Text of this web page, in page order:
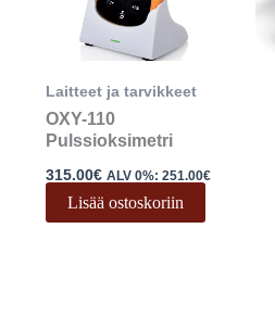
Laitteet ja tarvikkeet
OXY-110
Pulssioksimetri
315.00€ ALV 0%: 251.00€
Lisää ostoskoriin